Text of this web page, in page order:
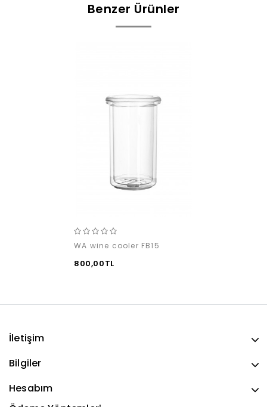
Benzer Ürünler
WA wine cooler FB15
800,00TL
İletişim
Bilgiler
Hesabım